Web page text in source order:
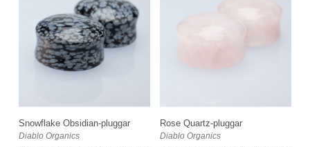
Snowflake Obsidian-pluggar
Diablo Organics
Rose Quartz-pluggar
Diablo Organics